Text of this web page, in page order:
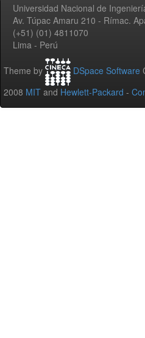
Universidad Nacional de
Av. Túpac Amaru 210 - Rímac.
(+51) (01) 4811070
Lima - Perú
Theme by DSpace Software
2008 MIT and Hewlett-Packard -